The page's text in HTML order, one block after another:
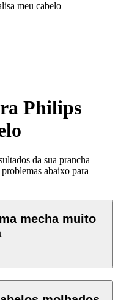
meu cabelo
Philips
da sua prancha
abaixo para
mecha muito